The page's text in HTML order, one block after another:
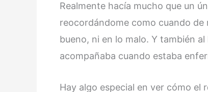
Realmente hacía mucho que un
reocordándome como cuando de
bueno, ni en lo malo. Y también al
acompañaba cuando estaba
Hay algo especial en ver cómo el